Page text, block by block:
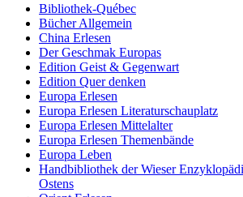
Bibliothek-Québec
Bücher Allgemein
China Erlesen
Der Geschmak Europas
Edition Geist & Gegenwart
Edition Quer denken
Europa Erlesen
Europa Erlesen Literaturschauplatz
Europa Erlesen Mittelalter
Europa Erlesen Themenbände
Europa Leben
Handbibliothek der Wieser
Ostens